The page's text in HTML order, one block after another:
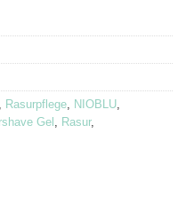
Rasurpflege NIOBLU
Gel Rasur,